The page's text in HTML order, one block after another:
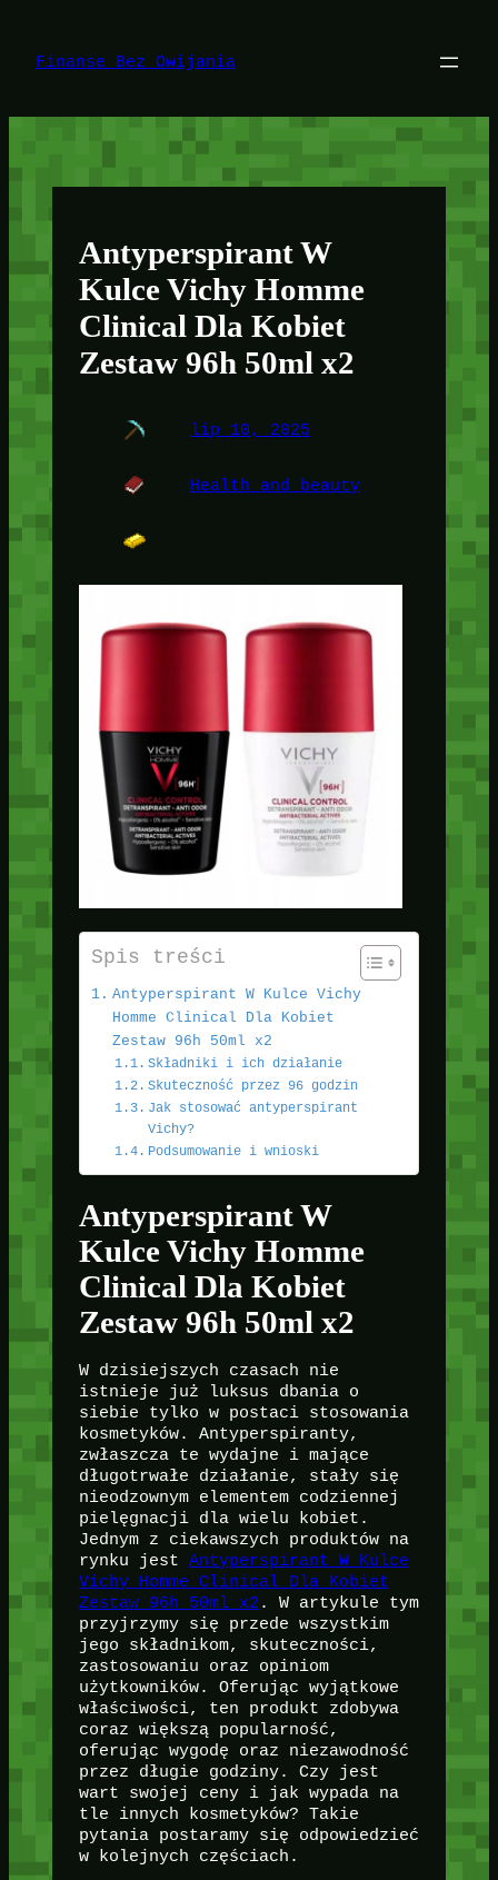
treści
Finanse Bez Owijania
Antyperspirant W
Kulce Vichy Homme
Clinical Dla Kobiet
Zestaw 96h 50ml x2
lip 10, 2025
Health and beauty
Spis treści
Antyperspirant W Kulce Vichy
Homme Clinical Dla Kobiet
Zestaw 96h 50ml x2
Składniki i ich działanie
Skuteczność przez 96 godzin
Jak stosować antyperspirant
Vichy?
Podsumowanie i wnioski
Antyperspirant W
Kulce Vichy Homme
Clinical Dla Kobiet
Zestaw 96h 50ml x2
W dzisiejszych czasach nie
istnieje już luksus dbania o
siebie tylko w postaci stosowania
kosmetyków. Antyperspiranty,
zwłaszcza te wydajne i mające
długotrwałe działanie, stały się
nieodzownym elementem codziennej
pielęgnacji dla wielu kobiet.
Jednym z ciekawszych produktów na
rynku jest Antyperspirant W Kulce
Vichy Homme Clinical Dla Kobiet
Zestaw 96h 50ml x2 . W artykule tym
przyjrzymy się przede wszystkim
jego składnikom, skuteczności,
zastosowaniu oraz opiniom
użytkowników. Oferując wyjątkowe
właściwości, ten produkt zdobywa
coraz większą popularność,
oferując wygodę oraz niezawodność
przez długie godziny. Czy jest
wart swojej ceny i jak wypada na
tle innych kosmetyków? Takie
pytania postaramy się odpowiedzieć
w kolejnych częściach.